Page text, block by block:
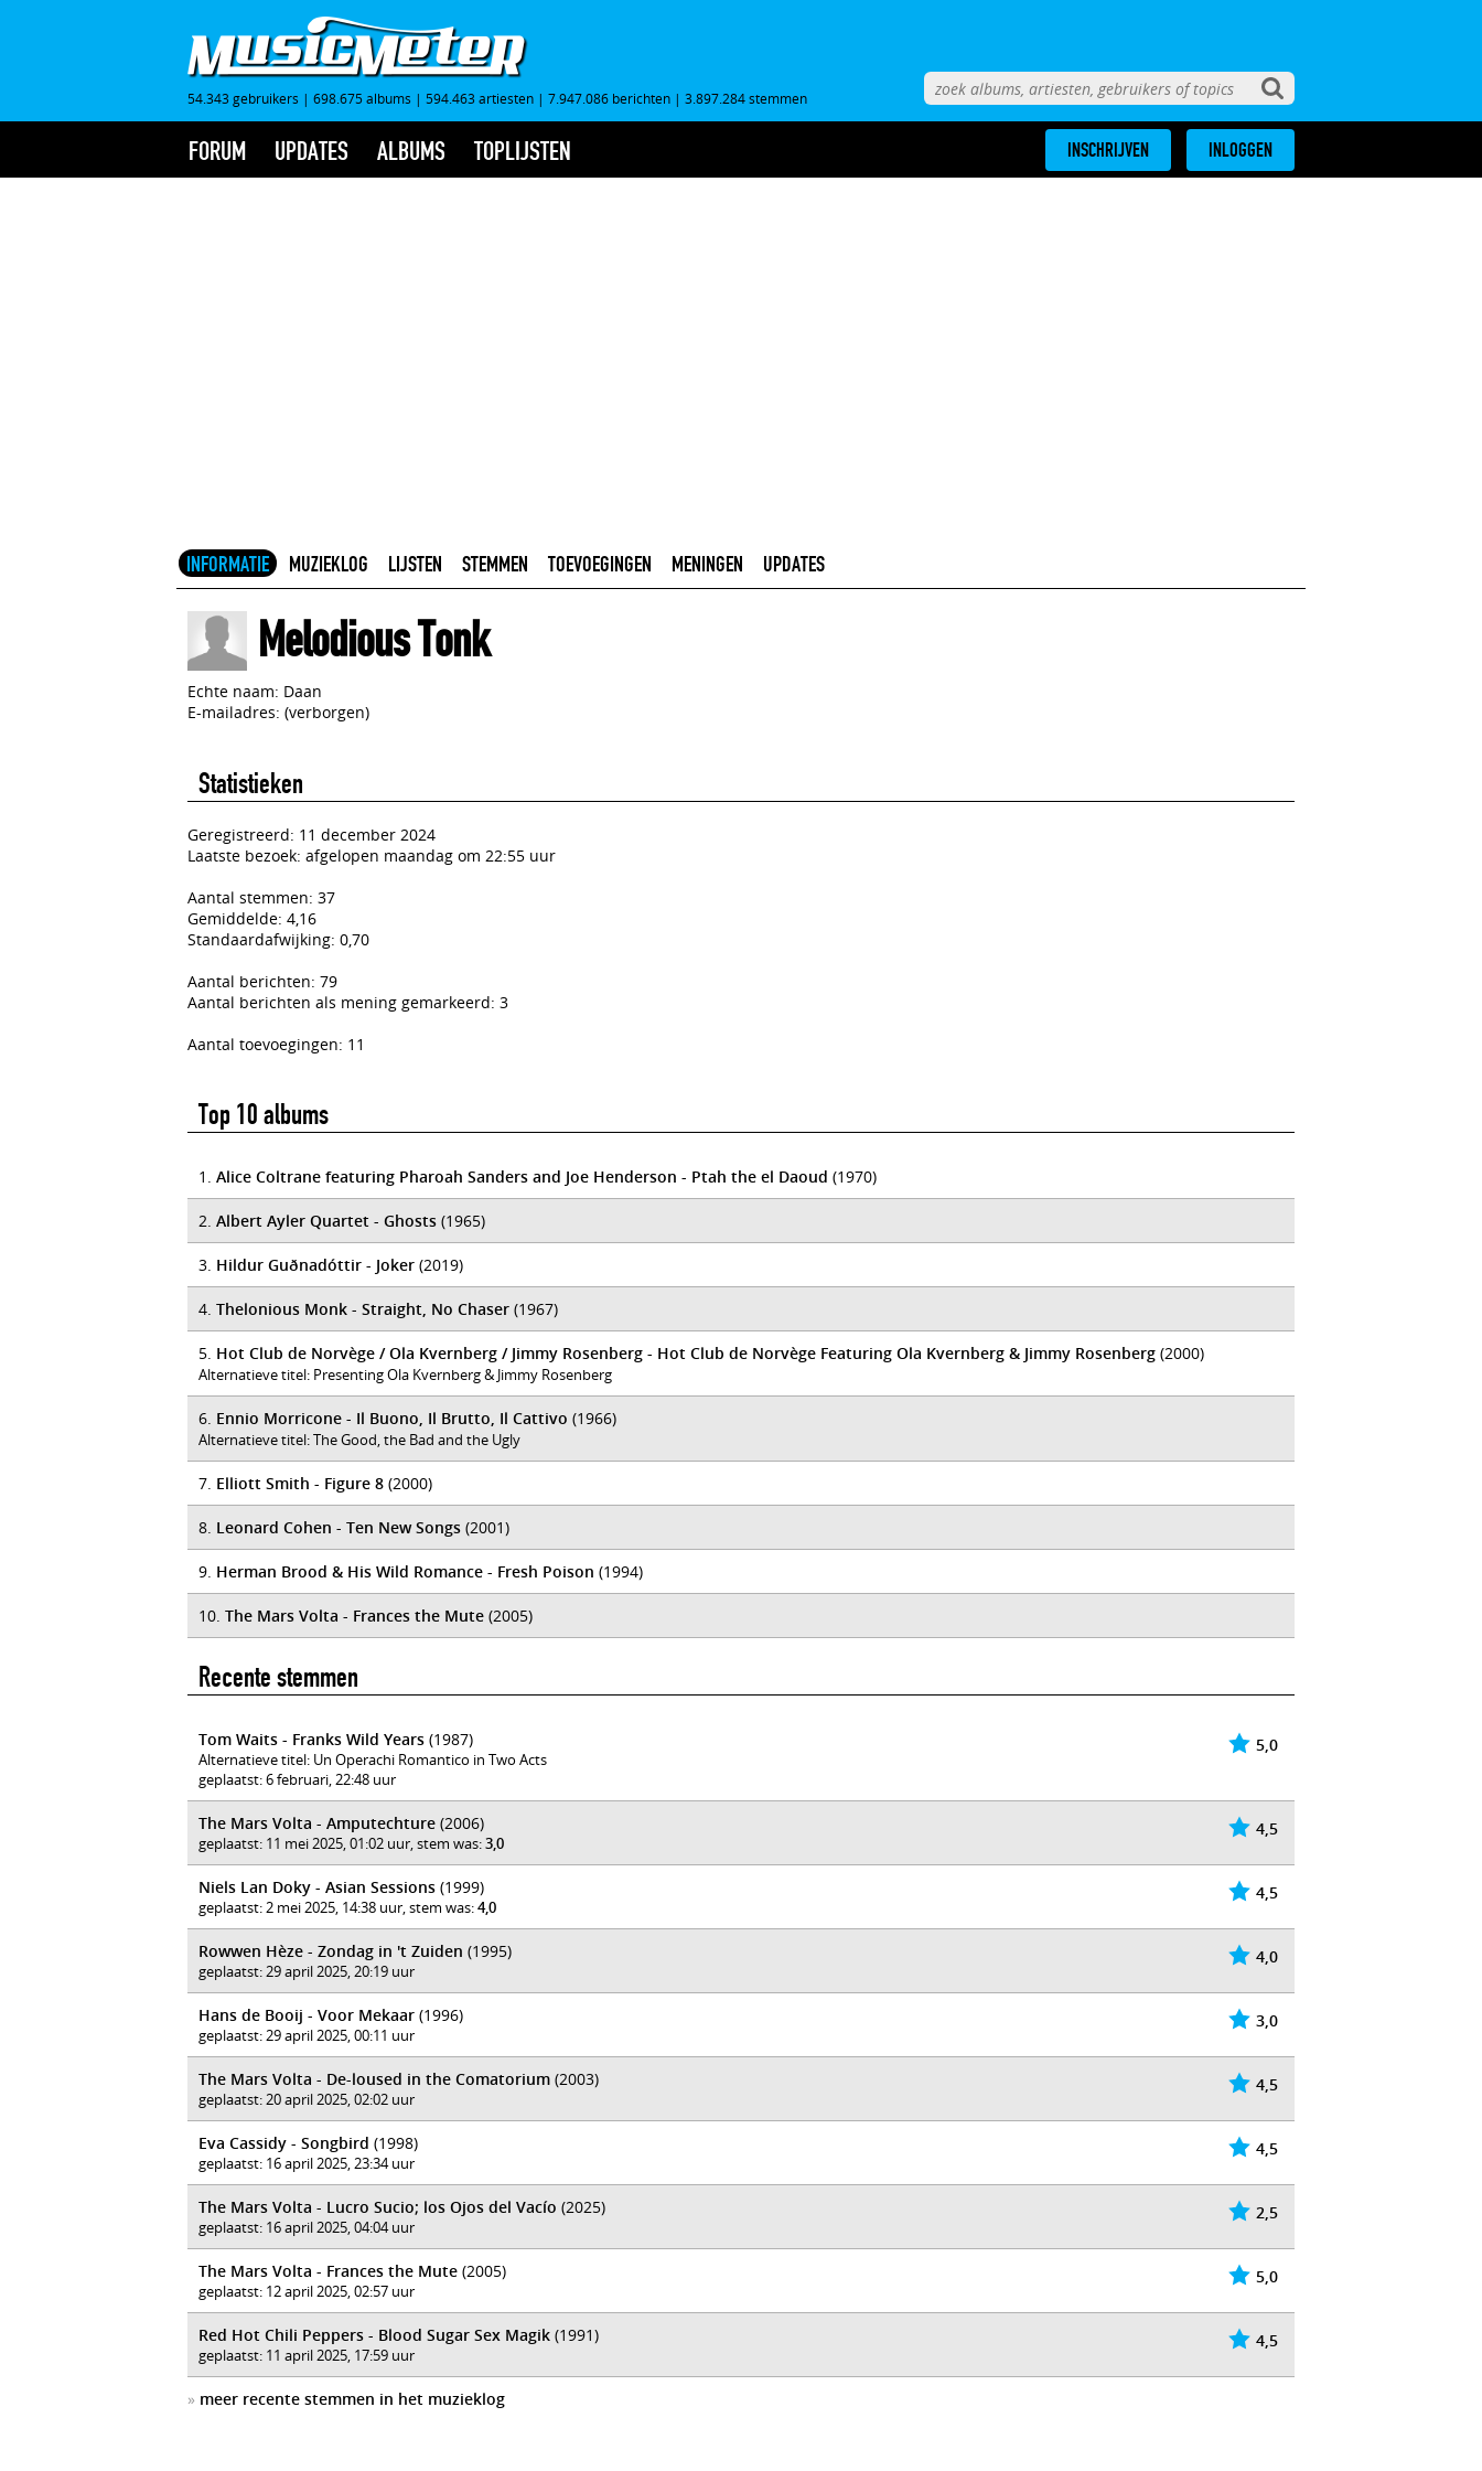
54.343 gebruikers | 698.675 albums | 594.463 artiesten | 7.947.086 berichten | 3.897.284 stemmen
FORUM UPDATES ALBUMS TOPLIJSTEN INSCHRIJVEN INLOGGEN
INFORMATIE MUZIEKLOG LIJSTEN STEMMEN TOEVOEGINGEN MENINGEN UPDATES
Melodious Tonk
Echte naam: Daan
E-mailadres: (verborgen)
Statistieken
Geregistreerd: 11 december 2024
Laatste bezoek: afgelopen maandag om 22:55 uur
Aantal stemmen: 37
Gemiddelde: 4,16
Standaardafwijking: 0,70
Aantal berichten: 79
Aantal berichten als mening gemarkeerd: 3
Aantal toevoegingen: 11
Top 10 albums
1. Alice Coltrane featuring Pharoah Sanders and Joe Henderson - Ptah the el Daoud (1970)
2. Albert Ayler Quartet - Ghosts (1965)
3. Hildur Guðnadóttir - Joker (2019)
4. Thelonious Monk - Straight, No Chaser (1967)
5. Hot Club de Norvège / Ola Kvernberg / Jimmy Rosenberg - Hot Club de Norvège Featuring Ola Kvernberg & Jimmy Rosenberg (2000)
Alternatieve titel: Presenting Ola Kvernberg & Jimmy Rosenberg
6. Ennio Morricone - Il Buono, Il Brutto, Il Cattivo (1966)
Alternatieve titel: The Good, the Bad and the Ugly
7. Elliott Smith - Figure 8 (2000)
8. Leonard Cohen - Ten New Songs (2001)
9. Herman Brood & His Wild Romance - Fresh Poison (1994)
10. The Mars Volta - Frances the Mute (2005)
Recente stemmen
5,0
Tom Waits - Franks Wild Years (1987)
Alternatieve titel: Un Operachi Romantico in Two Acts
geplaatst: 6 februari, 22:48 uur
4,5
The Mars Volta - Amputechture (2006)
geplaatst: 11 mei 2025, 01:02 uur, stem was:3,0
4,5
Niels Lan Doky - Asian Sessions (1999)
geplaatst: 2 mei 2025, 14:38 uur, stem was:4,0
4,0
Rowwen Hèze - Zondag in 't Zuiden (1995)
geplaatst: 29 april 2025, 20:19 uur
3,0
Hans de Booij - Voor Mekaar (1996)
geplaatst: 29 april 2025, 00:11 uur
4,5
The Mars Volta - De-loused in the Comatorium (2003)
geplaatst: 20 april 2025, 02:02 uur
4,5
Eva Cassidy - Songbird (1998)
geplaatst: 16 april 2025, 23:34 uur
2,5
The Mars Volta - Lucro Sucio; los Ojos del Vacío (2025)
geplaatst: 16 april 2025, 04:04 uur
5,0
The Mars Volta - Frances the Mute (2005)
geplaatst: 12 april 2025, 02:57 uur
4,5
Red Hot Chili Peppers - Blood Sugar Sex Magik (1991)
geplaatst: 11 april 2025, 17:59 uur
» meer recente stemmen in het muzieklog